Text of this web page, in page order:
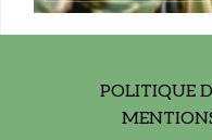
POLITIQUE